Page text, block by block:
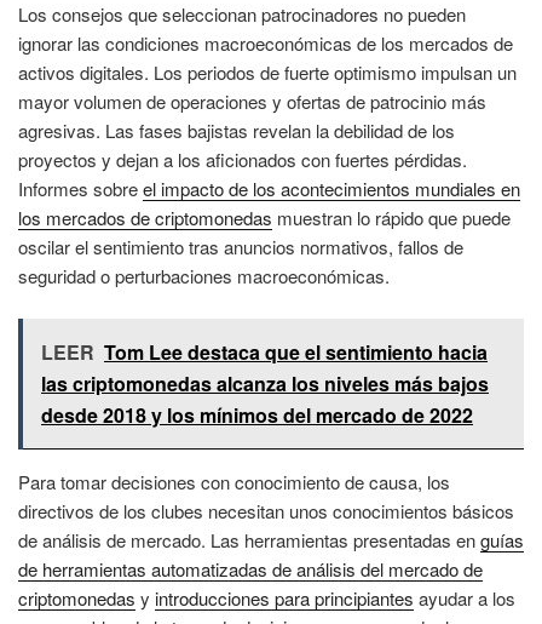
Los consejos que seleccionan patrocinadores no pueden
ignorar las condiciones macroeconómicas de los mercados de
activos digitales. Los periodos de fuerte optimismo impulsan un
mayor volumen de operaciones y ofertas de patrocinio más
agresivas. Las fases bajistas revelan la debilidad de los
proyectos y dejan a los aficionados con fuertes pérdidas.
Informes sobreel impacto de los acontecimientos mundiales en
los mercados de criptomonedas muestran lo rápido que puede
oscilar el sentimiento tras anuncios normativos, fallos de
seguridad o perturbaciones macroeconómicas.
LEER Tom Lee destaca que el sentimiento hacia
las criptomonedas alcanza los niveles más bajos
desde 2018 y los mínimos del mercado de 2022
Para tomar decisiones con conocimiento de causa, los
directivos de los clubes necesitan unos conocimientos básicos
de análisis de mercado. Las herramientas presentadas enguías
de herramientas automatizadas de análisis del mercado de
criptomonedas y introducciones para principiantes ayudar a los